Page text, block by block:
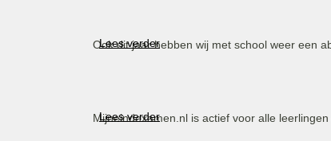
Ook dit jaar hebben wij met school weer een
Lees verder
Mijneindexamen.nl is actief voor alle
Lees verder